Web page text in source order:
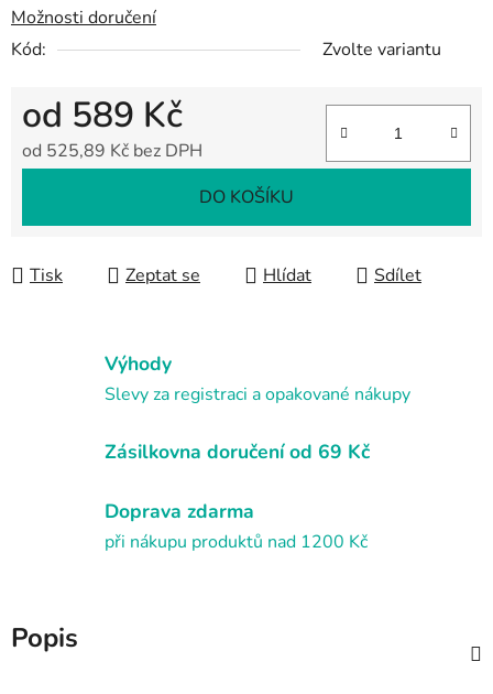
Možnosti doručení
Kód:
Zvolte variantu
od 589 Kč
od 525,89 Kč bez DPH
DO KOŠÍKU
Tisk Zeptat se Hlídat Sdílet
Výhody
Slevy za registraci a opakované nákupy
Zásilkovna doručení od 69 Kč
Doprava zdarma
při nákupu produktů nad 1200 Kč
Popis